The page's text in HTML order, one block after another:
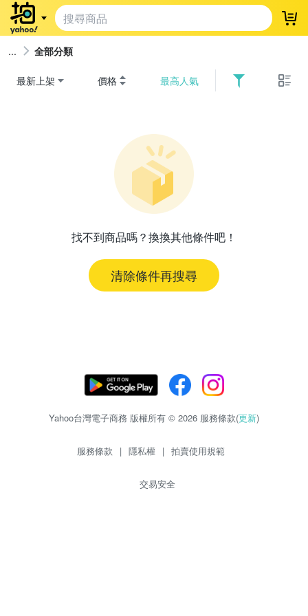
登
全部分類
最新上架 價格 最高人氣
找不到商品嗎？換換其他條件吧！
清除條件再搜尋
Yahoo台灣電子商務 版權所有 © 2026 服務條款(更新)
服務條款 | 隱私權 | 拍賣使用規範
交易安全